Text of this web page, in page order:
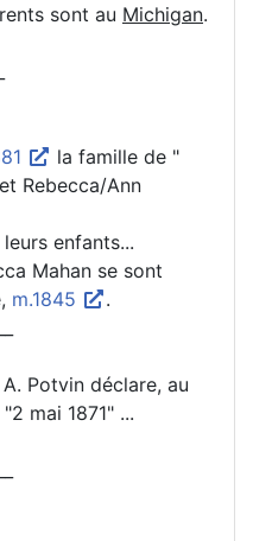
sont au Michigan.
la famille de "
Rebecca/Ann
enfants...
Mahan se sont
m.1845
.
Potvin déclare, au
mai 1871" ...